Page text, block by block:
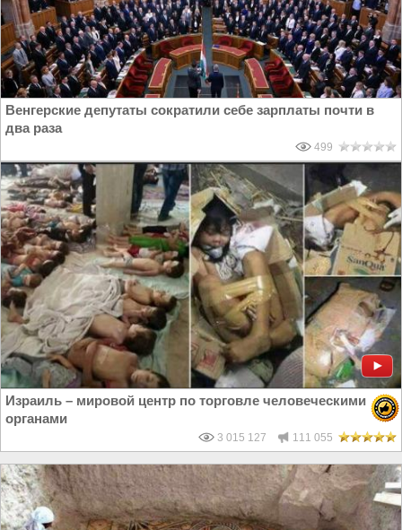
Венгерские депутаты сократили себе зарплаты почти в
два раза
499
Израиль – мировой центр по торговле человеческими
органами
3 015 127 111 055